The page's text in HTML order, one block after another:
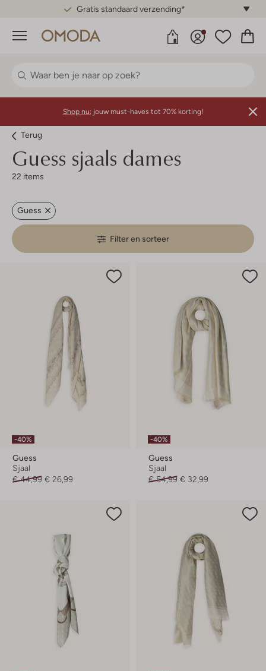
Gratis standaard verzending*
Menu
Shop nu: jouw must-haves tot 70% korting!
Terug
Guess sjaals dames
22 items
Guess
Filter en sorteer
-40%
Guess
Sjaal
€ 44,99 € 26,99
-40%
Guess
Sjaal
€ 54,99 € 32,99